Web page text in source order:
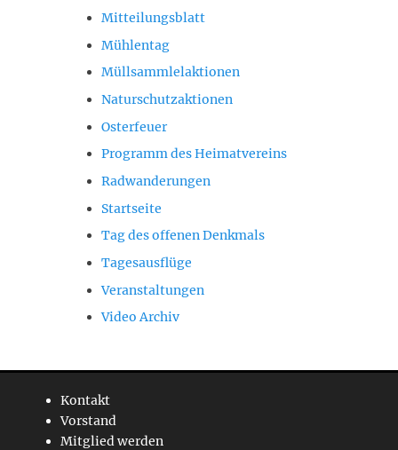
Mitteilungsblatt
Mühlentag
Müllsammlelaktionen
Naturschutzaktionen
Osterfeuer
Programm des Heimatvereins
Radwanderungen
Startseite
Tag des offenen Denkmals
Tagesausflüge
Veranstaltungen
Video Archiv
Kontakt
Vorstand
Mitglied werden